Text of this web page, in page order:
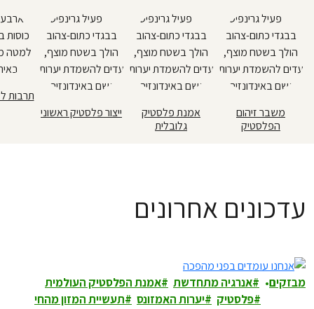
משבר זיהום
הפלסטיק
אמנת פלסטיק
גלובלית
ייצור פלסטיק ראשוני
תרבות
עדכונים אחרונים
מבזקים אנרגיה מתחדשת
אמנת הפלסטיק העולמית
פלסטיק
יערות האמזונס תעשיית המזון מהחי